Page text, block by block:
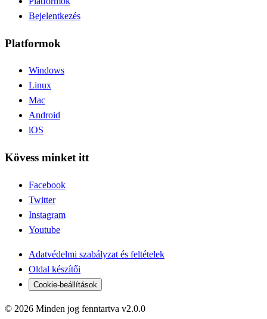
Bejelentkezés
Platformok
Windows
Linux
Mac
Android
iOS
Kövess minket itt
Facebook
Twitter
Instagram
Youtube
Adatvédelmi szabályzat és feltételek
Oldal készítői
Cookie-beállítások
© 2026 Minden jog fenntartva v2.0.0